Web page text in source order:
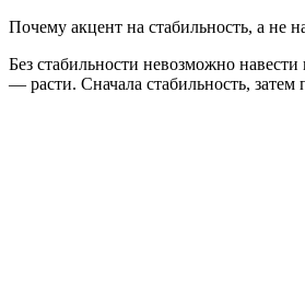
Почему акцент на стабильность, а не
Без стабильности невозможно навести
— расти. Сначала стабильность, затем